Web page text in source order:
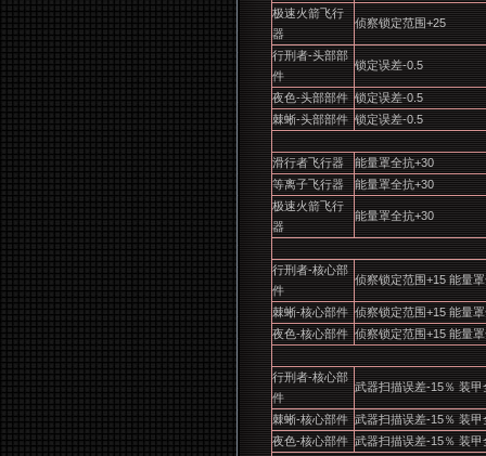
极速火箭飞行
器
侦察锁定范围+25
行刑者-头部部
件
锁定误差-0.5
夜色-头部部件 锁定误差-0.5
棘蜥-头部部件 锁定误差-0.5
滑行者飞行器
能量罩全抗+30
等离子飞行器
能量罩全抗+30
极速火箭飞行
器
能量罩全抗+30
行刑者-核心部
件
侦察锁定范围+15 能量
棘蜥-核心部件 侦察锁定范围+15 能量
夜色-核心部件 侦察锁定范围+15 能量
行刑者-核心部
件
武器扫描误差-15％ 装甲
棘蜥-核心部件 武器扫描误差-15％ 装甲
夜色-核心部件 武器扫描误差-15％ 装甲